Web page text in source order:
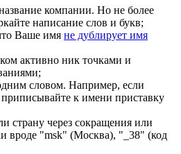
компании. Но не более
написание слов и букв;
Ваше имя не дублирует имя
активно ник точками и
словом. Например, если
приписывайте к имени приставку
страну через сокращения или
вроде "msk" (Москва), "_38" (код